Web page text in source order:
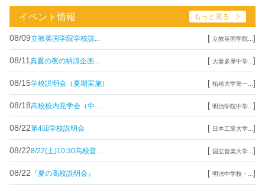
イベント情報 もっと見る
08/09立教英国学院学校説... [ 立教英国学院... ]
08/11 真夏の夜の納涼企画... [ 大妻多摩中学... ]
08/15学校説明会（夏期実施） [ 拓殖大学第一... ]
08/18高校校内見学会（中... [ 明治学院中学... ]
08/22第4回学校説明会 [ 日本工業大学... ]
08/228/22(土)10:30高校普... [ 国立音楽大学... ]
08/22 『夏の高校説明会』 [ 明法中学校・... ]